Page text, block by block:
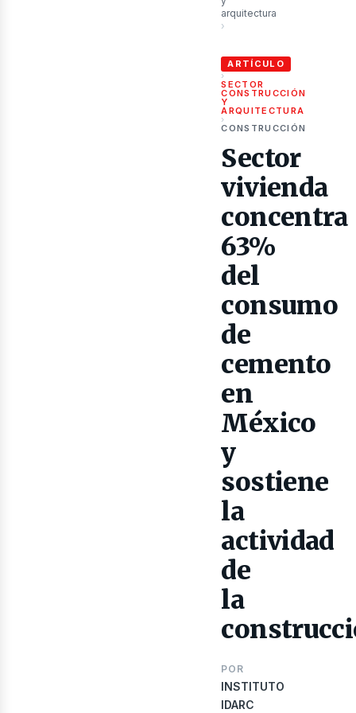
arquitectura
›
ARTÍCULO
›
SECTOR
CONSTRUCCIÓN
Y
ARQUITECTURA
›
CONSTRUCCIÓN
Sector
vivienda
concentra
63%
del
consumo
de
cemento
en
México
y
sostiene
la
actividad
de
la
POR
INSTITUTO
IDARC